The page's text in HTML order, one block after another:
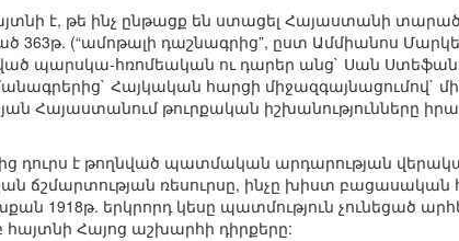
է, թե ինչ ընթացք են ստացել Հայաստանի
363թ. (“ամոթալի դաշնագրից”, ըստ Ամմիանոս
պարսկա-հռոմեական ու դարեր անց` Սան Ստեֆանոյի
Հայկական հարցի միջազգայնացումով`
Հայաստանում թուրքական իշխանությունները
դուրս է թողնված պատմական արդարության
ճշմարտության ռեսուրսը, ինչը խիստ բացասական
1918թ. երկրորդ կեսը պատմություն չունեցած
Հայոց աշխարհի դիրքերը: